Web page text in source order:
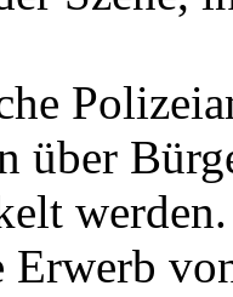
über
werden.
Erwerb